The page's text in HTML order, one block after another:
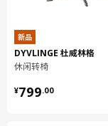
新品
DYVLINGE 杜威林格
休闲转椅
¥799.00
¥ 799.00